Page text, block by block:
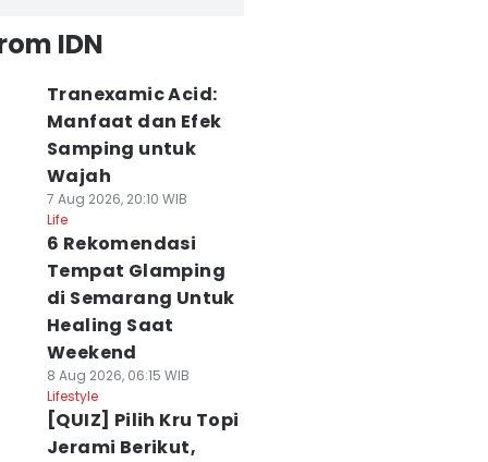
IDN
Tranexamic Acid:
Manfaat dan Efek
Samping untuk
Wajah
7 Aug 2026, 20:10 WIB
Life
6 Rekomendasi
Tempat Glamping
di Semarang Untuk
Healing Saat
Weekend
8 Aug 2026, 06:15 WIB
Lifestyle
[QUIZ] Pilih Kru Topi
Jerami Berikut,